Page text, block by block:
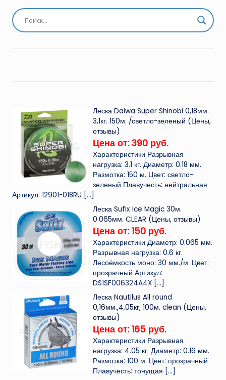
Леска Daiwa Super Shinobi 0,18мм.
3,1кг. 150м. /светло-зеленый (Цены,
отзывы)
Цена от: 390 руб.
Характеристики Разрывная
нагрузка: 3.1 кг. Диаметр: 0.18 мм.
Размотка: 150 м. Цвет: светло-
зеленый Плавучесть: нейтральная
Артикул: 12901-018RU […]
Леска Sufix Ice Magic 30м.
0.065мм. CLEAR (Цены, отзывы)
Цена от: 150 руб.
Характеристики Диаметр: 0.065 мм.
Разрывная нагрузка: 0.6 кг.
Лесоёмкость моно: 30 мм./м. Цвет:
прозрачный Артикул:
DS1SF006324A4X […]
Леска Nautilus All round
0,16мм.,4,05кг, 100м. clean (Цены,
отзывы)
Цена от: 165 руб.
Характеристики Разрывная
нагрузка: 4.05 кг. Диаметр: 0.16 мм.
Размотка: 100 м. Цвет: прозрачный
Плавучесть: тонущая […]